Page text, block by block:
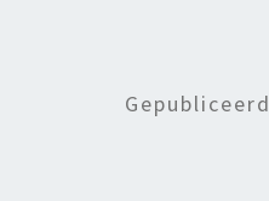
Gepubliceerd